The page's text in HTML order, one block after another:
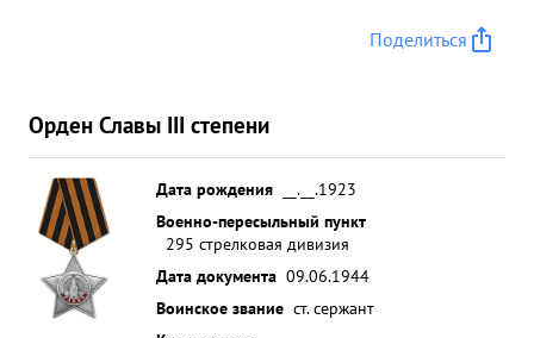
Поделиться
Орден Славы III степени
Дата рождения
__.__.1923
Военно-пересыльный пункт
295 стрелковая дивизия
Дата документа 09.06.1944
Воинское звание ст. сержант